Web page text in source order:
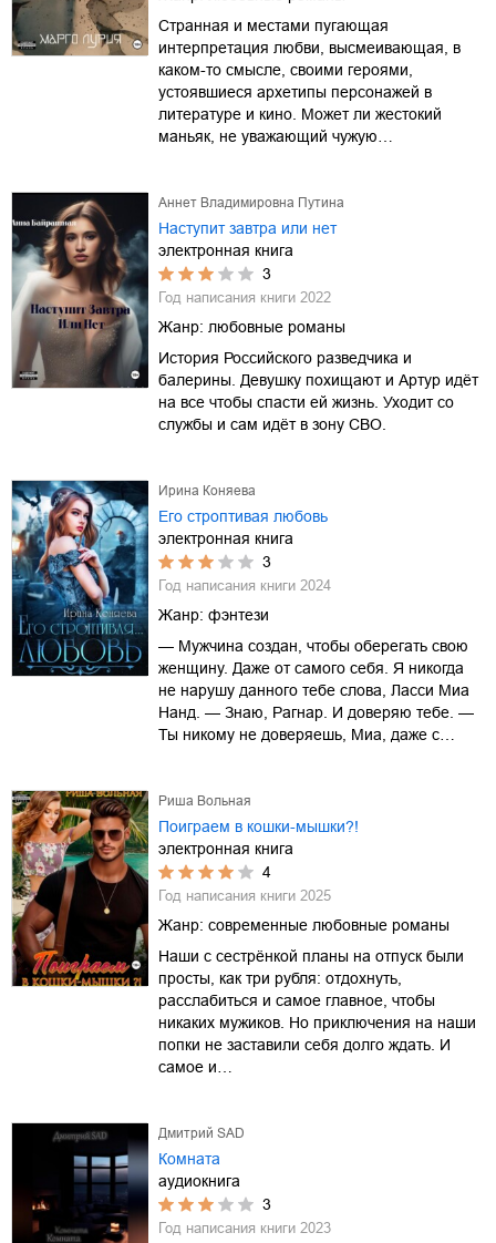
Странная и местами пугающая
интерпретация любви, высмеивающая, в
каком-то смысле, своими героями,
устоявшиеся архетипы персонажей в
литературе и кино. Может ли жестокий
маньяк, не уважающий чужую…
Аннет Владимировна Путина
Наступит завтра или нет
электронная книга
3
Год написания книги 2022
Жанр: любовные романы
История Российского разведчика и
балерины. Девушку похищают и Артур идёт
на все чтобы спасти ей жизнь. Уходит со
службы и сам идёт в зону СВО.
Ирина Коняева
Его строптивая любовь
электронная книга
3
Год написания книги 2024
Жанр: фэнтези
— Мужчина создан, чтобы оберегать свою
женщину. Даже от самого себя. Я никогда
не нарушу данного тебе слова, Ласси Миа
Нанд. — Знаю, Рагнар. И доверяю тебе. —
Ты никому не доверяешь, Миа, даже с…
Риша Вольная
Поиграем в кошки-мышки?!
электронная книга
4
Год написания книги 2025
Жанр: современные любовные романы
Наши с сестрёнкой планы на отпуск были
просты, как три рубля: отдохнуть,
расслабиться и самое главное, чтобы
никаких мужиков. Но приключения на наши
попки не заставили себя долго ждать. И
самое и…
Дмитрий SAD
Комната
аудиокнига
3
Год написания книги 2023